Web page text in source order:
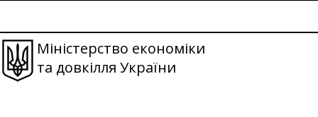
Міністерство економіки
та довкілля України